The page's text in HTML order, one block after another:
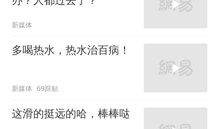
新媒体
多喝热水，热水治百病！
新媒体 69跟贴
这滑的挺远的哈，棒棒哒